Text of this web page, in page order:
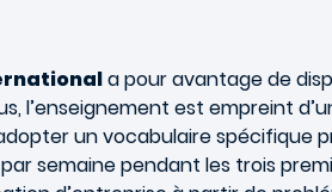
a pour avantage de
l’enseignement est empreint
un vocabulaire spécifique
semaine pendant les trois